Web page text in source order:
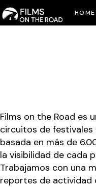
Skip
to
the
HOME
Films on the Road es
circuitos de festivales
basada en más de
la visibilidad de cada
Trabajamos con una
reportes de actividad